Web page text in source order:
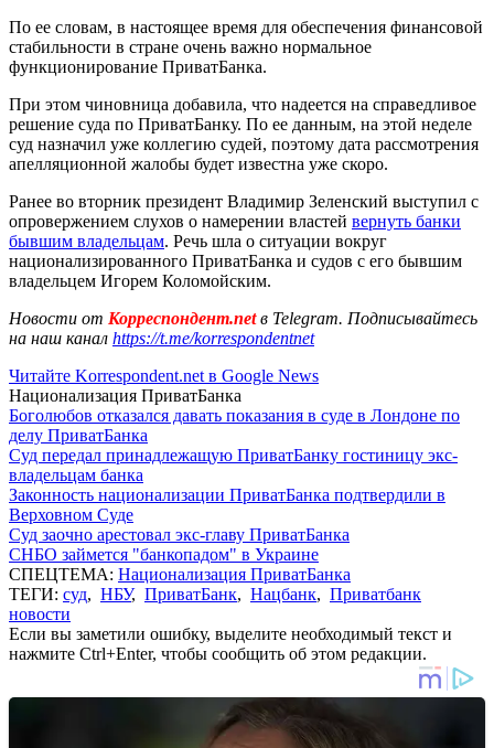
По ее словам, в настоящее время для обеспечения финансовой
стабильности в стране очень важно нормальное
функционирование ПриватБанка.
При этом чиновница добавила, что надеется на справедливое
решение суда по ПриватБанку. По ее данным, на этой неделе
суд назначил уже коллегию судей, поэтому дата рассмотрения
апелляционной жалобы будет известна уже скоро.
Ранее во вторник президент Владимир Зеленский выступил с
опровержением слухов о намерении властей вернуть банки
бывшим владельцам. Речь шла о ситуации вокруг
национализированного ПриватБанка и судов с его бывшим
владельцем Игорем Коломойским.
Новости от Корреспондент.netв Telegram. Подписывайтесь
на наш канал https://t.me/korrespondentnet
Читайте Korrespondent.net в Google News
Национализация ПриватБанка
Боголюбов отказался давать показания в суде в Лондоне по
делу ПриватБанка
Суд передал принадлежащую ПриватБанку гостиницу экс-
владельцам банка
Законность национализации ПриватБанка подтвердили в
Верховном Суде
Суд заочно арестовал экс-главу ПриватБанка
СНБО займется "банкопадом" в Украине
СПЕЦТЕМА: Национализация ПриватБанка
ТЕГИ: суд, НБУ, ПриватБанк, Нацбанк, Приватбанк
новости
Если вы заметили ошибку, выделите необходимый текст и
нажмите Ctrl+Enter, чтобы сообщить об этом редакции.